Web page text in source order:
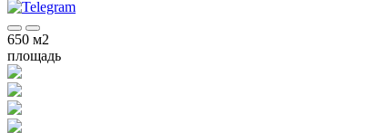
650 м2
площадь